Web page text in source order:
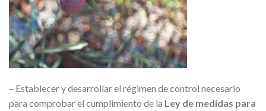
– Establecer y desarrollar el régimen de control necesario
para comprobar el cumplimiento de la Ley de medidas para